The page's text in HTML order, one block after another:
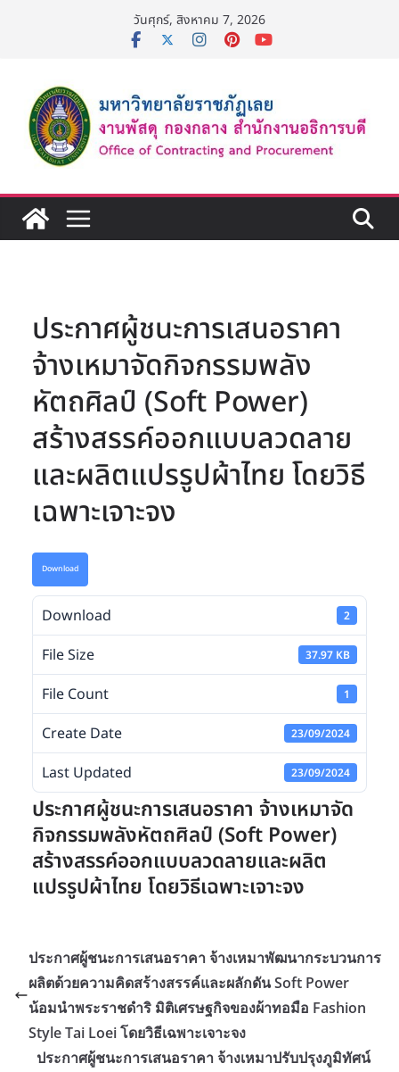
วันศุกร์, สิงหาคม 7, 2026
ประกาศผู้ชนะการเสนอราคา
จ้างเหมาจัดกิจกรรมพลัง
หัตถศิลป์ (Soft Power)
สร้างสรรค์ออกแบบลวดลาย
และผลิตแปรรูปผ้าไทย โดยวิธี
เฉพาะเจาะจง
Download
Download 2
File Size 37.97 KB
File Count 1
Create Date 23/09/2024
Last Updated 23/09/2024
ประกาศผู้ชนะการเสนอราคา จ้างเหมาจัด
กิจกรรมพลังหัตถศิลป์ (Soft Power)
สร้างสรรค์ออกแบบลวดลายและผลิต
แปรรูปผ้าไทย โดยวิธีเฉพาะเจาะจง
ประกาศผู้ชนะการเสนอราคา จ้างเหมาพัฒนากระบวนการ
ผลิตด้วยความคิดสร้างสรรค์และผลักดัน Soft Power
น้อมนำพระราชดำริ มิติเศรษฐกิจของผ้าทอมือ Fashion
Style Tai Loei โดยวิธีเฉพาะเจาะจง
ประกาศผู้ชนะการเสนอราคา จ้างเหมาปรับปรุงภูมิทัศน์